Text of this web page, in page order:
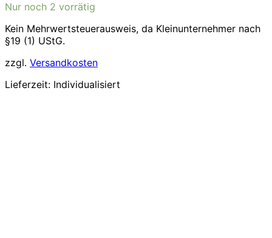
Nur noch 2 vorrätig
Kein Mehrwertsteuerausweis, da Kleinunternehmer nach
§19 (1) UStG.
zzgl. Versandkosten
Lieferzeit: Individualisiert